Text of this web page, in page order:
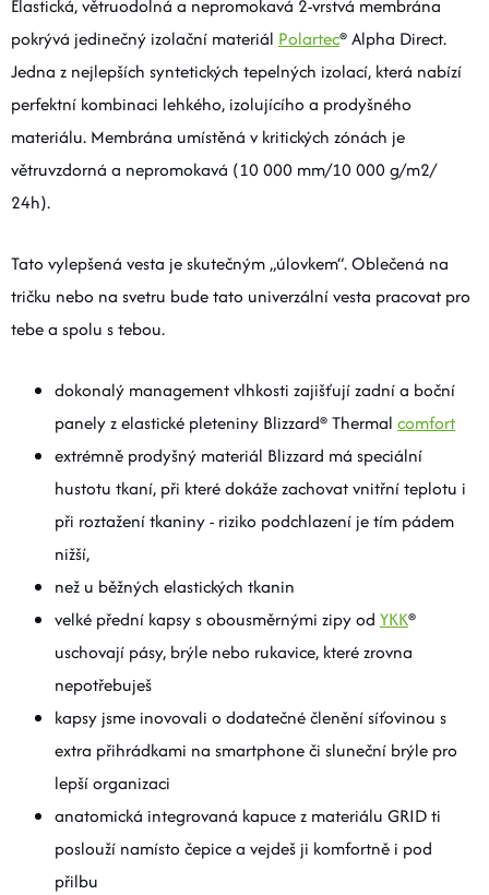
Elastická, větruodolná a nepromokavá 2-vrstvá membrána
pokrývá jedinečný izolační materiál Polartec® Alpha Direct.
Jedna z nejlepších syntetických tepelných izolací, která nabízí
perfektní kombinaci lehkého, izolujícího a prodyšného
materiálu. Membrána umístěná v kritických zónách je
větruvzdorná a nepromokavá (10 000 mm/10 000 g/m2/
24h).
Tato vylepšená vesta je skutečným „úlovkem“. Oblečená na
tričku nebo na svetru bude tato univerzální vesta pracovat pro
tebe a spolu s tebou.
dokonalý management vlhkosti zajišťují zadní a boční
panely z elastické pleteniny Blizzard® Thermal comfort
extrémně prodyšný materiál Blizzard má speciální
hustotu tkaní, při které dokáže zachovat vnitřní teplotu i
při roztažení tkaniny - riziko podchlazení je tím pádem
nižší,
než u běžných elastických tkanin
velké přední kapsy s obousměrnými zipy od YKK®
uschovají pásy, brýle nebo rukavice, které zrovna
nepotřebuješ
kapsy jsme inovovali o dodatečné členění síťovinou s
extra přihrádkami na smartphone či sluneční brýle pro
lepší organizaci
anatomická integrovaná kapuce z materiálu GRID ti
poslouží namísto čepice a vejdeš ji komfortně i pod
přilbu